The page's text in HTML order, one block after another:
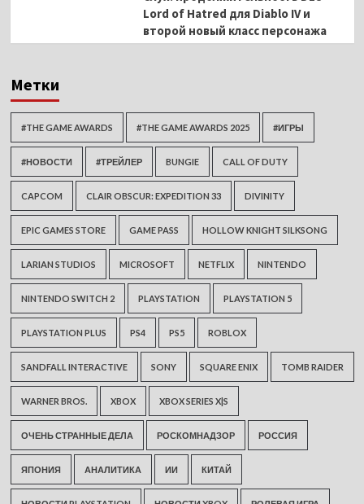
Lord of Hatred для Diablo IV и
второй новый класс персонажа
Метки
#THE GAME AWARDS #THE GAME AWARDS 2025 #ИГРЫ
#НОВОСТИ #ТРЕЙЛЕР BUNGIE CALL OF DUTY
CAPCOM CLAIR OBSCUR: EXPEDITION 33 DIVINITY
EPIC GAMES STORE GAME PASS HOLLOW KNIGHT SILKSONG
LARIAN STUDIOS MICROSOFT NETFLIX NINTENDO
NINTENDO SWITCH 2 PLAYSTATION PLAYSTATION 5
PLAYSTATION PLUS PS4 PS5 ROBLOX
SANDFALL INTERACTIVE SONY SQUARE ENIX TOMB RAIDER
WARNER BROS. XBOX XBOX SERIES X|S
ОЧЕНЬ СТРАННЫЕ ДЕЛА РОСКОМНАДЗОР РОССИЯ
ЯПОНИЯ АНАЛИТИКА ИИ КИТАЙ